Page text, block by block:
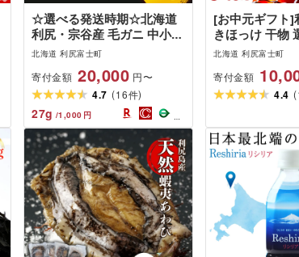
☆選べる発送時期☆北海道
利尻・宗谷産 毛ガニ 中小サ
イズ(550g前後) 選べる1
北海道ふるさと納税 利尻富
士町 ふるさと納税 北海道
海鮮 北海道 カニ 蟹 毛ガニ
毛蟹 蟹みそ 濃厚 蟹棒
北海道 利尻富士町
寄付金額 20,000 円〜
4.7 (16件)
27g /1,000 円
[お中元ギフト]
きほっけ 干物
10枚 セット 北
納税 ホッケ さ
産 魚
北海道 利尻富士町
寄付金額
4.4 (